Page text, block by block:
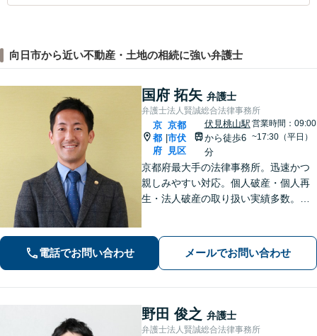
向日市から近い不動産・土地の相続に強い弁護士
国府 拓矢 弁護士
弁護士法人賢誠総合法律事務所
京
都
府
京都
市伏
見区
伏見桃山駅
から徒歩6
分
営業時間：09:00
~17:30（平日）
京都府最大手の法律事務所。迅速かつ
親しみやすい対応。個人破産・個人再
生・法人破産の取り扱い実績多数。
陵前駅・京阪中書島駅徒歩10分】
電話でお問い合わせ メールでお問い合わせ
野田 俊之 弁護士
弁護士法人賢誠総合法律事務所